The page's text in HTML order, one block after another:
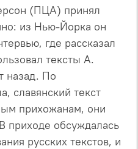
(ПЦА) принял
из Нью-Йорка он
где рассказал
тексты А.
назад. По
славянский текст
прихожанам, они
приходе обсуждалась
русских текстов, и